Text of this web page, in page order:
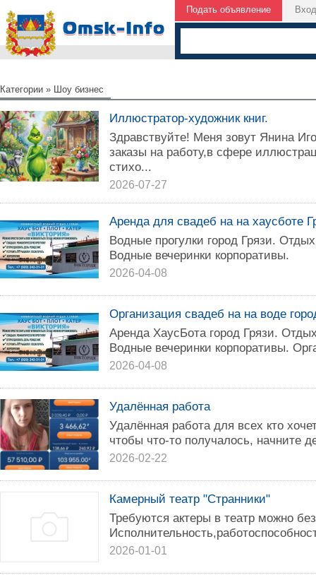
Подать объявление Вход
Категории » Шоу бизнес
Иллюстратор-художник книг.
Здравствуйте! Меня зовут Янина
заказы на работу,в сфере
стихо...
2026-07-27
Аренда для свадеб на на хаусботе
Водные прогулки город Грязи.
Водные вечеринки корпоративы.
2026-04-08
Организация свадеб на на воде
Аренда ХаусБота город Грязи.
Водные вечеринки корпоративы.
2026-04-08
Удалённая работа
Удалённая работа для всех кто
чтобы что-то получалось, начните
2026-02-22
Камерный театр "Странники"
Требуются актеры в театр можно
2026-01-01